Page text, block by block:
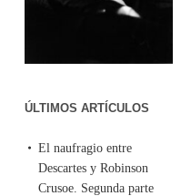
ÚLTIMOS ARTÍCULOS
El naufragio entre
Descartes y Robinson
Crusoe. Segunda parte